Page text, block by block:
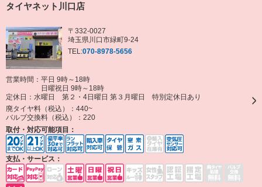
タイヤネット川口店
〒332-0027
埼玉県川口市緑町9-24
TEL:070-8978-5656
営業時間：平日 9時～18時
日曜祝日 9時～18時
定休日： 水曜日 第２・4日曜日 第３月曜日 特別定休日あり
廃タイヤ料（税込）： 440~
バルブ交換料（税込）： 220
取付・対応可能項目：
支払・サービス：